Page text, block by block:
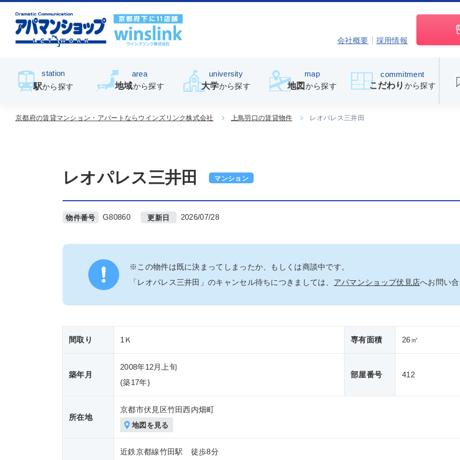
会社概要 採用情報
station
駅から探す
area
地域から探す
university
大学から探す
map
地図 から探す
commitment
こだわり から探す
京都府の賃貸マンション・アパートならウインズリンク株式会社 上鳥羽口の賃貸物件 レオパレス三井田
マンション
レオパレス三井田
物件番号 G80860 更新日 2026/07/28
※この物件は既に決まってしまったか、もしくは商談中です。
「レオパレス三井田」のキャンセル待ちにつきましては、 アパマンショップ伏見店へお問い合
間取り 1Ｋ 専有面積 26㎡
築年月
2008年12月上旬
(築17年)
部屋番号 412
所在地
京都市伏見区竹田西内畑町
地図を見る
近鉄京都線竹田駅 徒歩8分